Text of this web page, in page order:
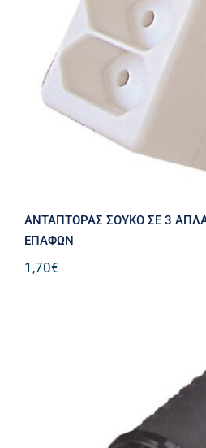
ΑΝΤΑΠΤΟΡΑΣ
ΠΡΟΣΤΑΣΙΑ
ΑΝΤΑΠΤΟΡΑΣ ΣΟΥΚΟ ΣE 3
ΕΠΑΦΩΝ
1,70€